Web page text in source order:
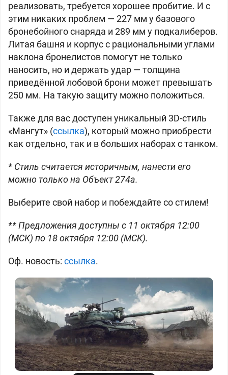
реализовать, требуется хорошее пробитие. И с
этим никаких проблем — 227 мм у базового
бронебойного снаряда и 289 мм у подкалиберов.
Литая башня и корпус с рациональными углами
наклона бронелистов помогут не только
наносить, но и держать удар — толщина
приведённой лобовой брони может превышать
250 мм. На такую защиту можно положиться.
Также для вас доступен уникальный 3D-стиль
«Мангут» (ссылка), который можно приобрести
как отдельно, так и в больших наборах с танком.
* Стиль считается историчным, нанести его
можно только на Объект 274а.
Выберите свой набор и побеждайте со стилем!
** Предложения доступны с 11 октября 12:00
(МСК) по 18 октября 12:00 (МСК).
Оф. новость: ссылка.